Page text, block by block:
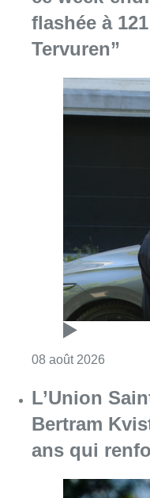
flashée à
Tervuren”
08 août 2026
L’Union
Bertram
ans qui